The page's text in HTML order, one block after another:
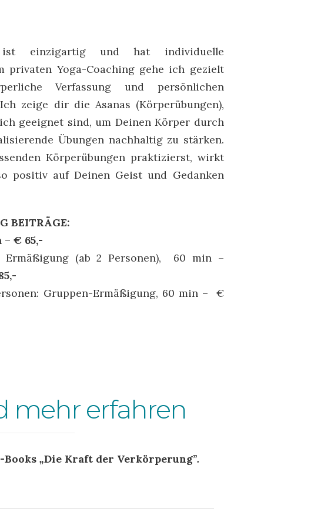
einzigartig und hat individuelle
privaten Yoga-Coaching gehe ich gezielt
Verfassung und persönlichen
zeige dir die Asanas (Körperübungen),
geeignet sind, um Deinen Körper durch
Übungen nachhaltig zu stärken.
Körperübungen praktizierst, wirkt
positiv auf Deinen Geist und Gedanken
BEITRÄGE:
–€ 65,-
(ab 2 Personen), 60 min –
Gruppen-Ermäßigung, 60 min – €
mehr erfahren
Books „Die Kraft der Verkörperung”.